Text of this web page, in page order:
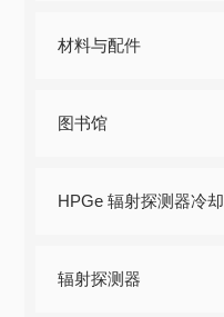
材料与配件
图书馆
HPGe 辐射探测器冷却
辐射探测器